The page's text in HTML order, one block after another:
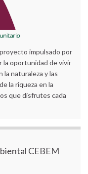
impulsado por
la oportunidad de vivir
la naturaleza y las
la riqueza en la
que disfrutes cada
CEBEM